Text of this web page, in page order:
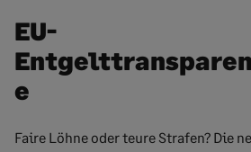
EU-
e
Faire Löhne oder teure Strafen? Die